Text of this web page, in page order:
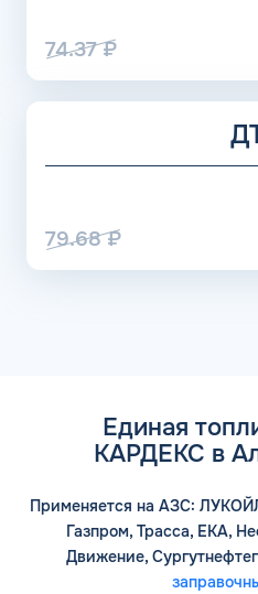
74.37₽
79.68₽
Единая
КАРДЕКС в
Применяется на АЗС:
Газпром, Трасса, ЕКА,
Движение,